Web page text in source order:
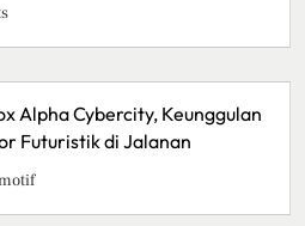
Bussiness
Lavio Hiking E95, Sepatu Hiking
Nyaman untuk Petualangan
Lifestyle